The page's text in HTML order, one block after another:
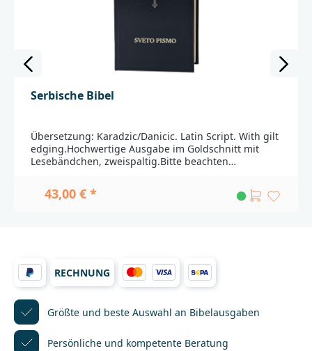
Serbische Bibel
Übersetzung: Karadzic/Danicic. Latin Script. With gilt
edging.Hochwertige Ausgabe im Goldschnitt mit
Lesebändchen, zweispaltig.Bitte beachten
unterschiedlichen Ländern importiert. Durch weite
Transportwege sind leichte Beschädigungen nicht
vorbehalten._____________________________________________
________________Bei Fragen zur Produktsicherheit
wenden Sie sich bitte an:Deutsche
BibelgesellschaftBalinger Str. 31 A70567
Stuttgartproduktsicherheit@dbg.de
43,00 € *
RECHNUNG
Größte und beste Auswahl an Bibelausgaben
Persönliche und kompetente Beratung